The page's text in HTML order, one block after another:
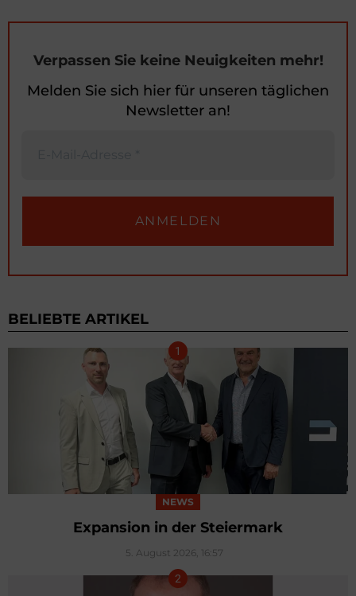
Verpassen Sie keine Neuigkeiten mehr!
Melden Sie sich hier für unseren täglichen
Newsletter an!
BELIEBTE ARTIKEL
NEWS
Expansion in der Steiermark
5. August 2026, 16:57